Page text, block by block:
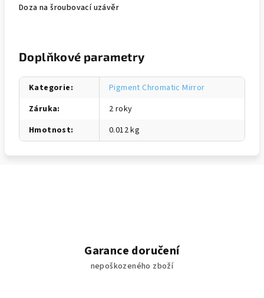
Doza na šroubovací uzávěr
Doplňkové parametry
Kategorie:
Pigment Chromatic Mirror
Záruka:
2 roky
Hmotnost: 0.012 kg
Garance doručení
nepoškozeného zboží